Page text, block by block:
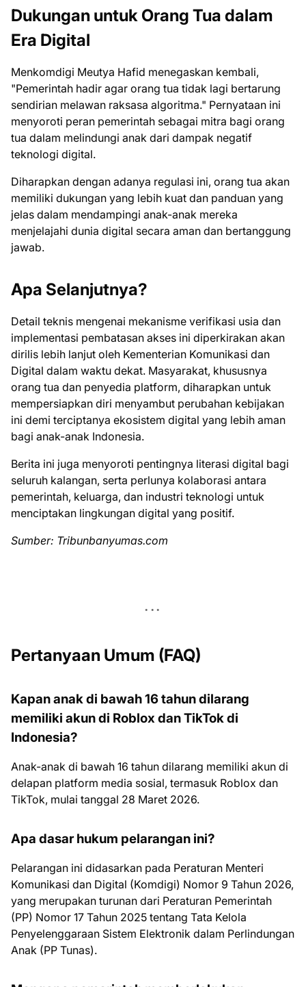
Dukungan untuk Orang Tua dalam
Era Digital
Menkomdigi Meutya Hafid menegaskan kembali,
"Pemerintah hadir agar orang tua tidak lagi bertarung
sendirian melawan raksasa algoritma." Pernyataan ini
menyoroti peran pemerintah sebagai mitra bagi orang
tua dalam melindungi anak dari dampak negatif
teknologi digital.
Diharapkan dengan adanya regulasi ini, orang tua akan
memiliki dukungan yang lebih kuat dan panduan yang
jelas dalam mendampingi anak-anak mereka
menjelajahi dunia digital secara aman dan bertanggung
jawab.
Apa Selanjutnya?
Detail teknis mengenai mekanisme verifikasi usia dan
implementasi pembatasan akses ini diperkirakan akan
dirilis lebih lanjut oleh Kementerian Komunikasi dan
Digital dalam waktu dekat. Masyarakat, khususnya
orang tua dan penyedia platform, diharapkan untuk
mempersiapkan diri menyambut perubahan kebijakan
ini demi terciptanya ekosistem digital yang lebih aman
bagi anak-anak Indonesia.
Berita ini juga menyoroti pentingnya literasi digital bagi
seluruh kalangan, serta perlunya kolaborasi antara
pemerintah, keluarga, dan industri teknologi untuk
menciptakan lingkungan digital yang positif.
Sumber: Tribunbanyumas.com
Pertanyaan Umum (FAQ)
Kapan anak di bawah 16 tahun dilarang
memiliki akun di Roblox dan TikTok di
Indonesia?
Anak-anak di bawah 16 tahun dilarang memiliki akun di
delapan platform media sosial, termasuk Roblox dan
TikTok, mulai tanggal 28 Maret 2026.
Apa dasar hukum pelarangan ini?
Pelarangan ini didasarkan pada Peraturan Menteri
Komunikasi dan Digital (Komdigi) Nomor 9 Tahun 2026,
yang merupakan turunan dari Peraturan Pemerintah
(PP) Nomor 17 Tahun 2025 tentang Tata Kelola
Penyelenggaraan Sistem Elektronik dalam Perlindungan
Anak (PP Tunas).